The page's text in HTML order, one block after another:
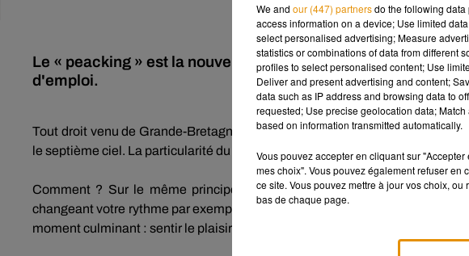
Le « peacking » est la nouvelle technique pour ressentir un
d'emploi.
Tout droit venu de Grande-Bretagne, le « peacking » est la nouvelle
le septième ciel. La particularité du « peacking » est qu’il vous permet de
Comment ? Sur le même principe que le « slow sex », cette pratique
changeant votre rythme par exemple ou en pratiquant le « stop and go »,
moment culminant : sentir le plaisir monter, le faire redescendre,
We and our (447) partnersdo the following
access information on a device; Use limited
select personalised advertising; Measure
statistics or combinations of data from different
profiles to select personalised content; Use
Deliver and present advertising and content;
data such as IP address and browsing data to
requested; Use precise geolocation data;
based on information transmitted automatically.
Vous pouvez accepter en cliquant sur
mes choix". Vous pouvez également refuser
ce site. Vous pouvez mettre à jour vos choix,
bas de chaque page.